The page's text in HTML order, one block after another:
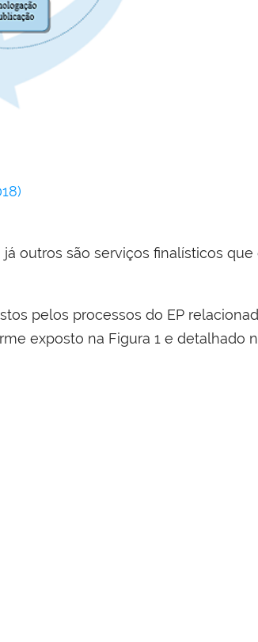
já outros são serviços finalísticos que
pelos processos do EP
exposto na Figura 1 e detalhado